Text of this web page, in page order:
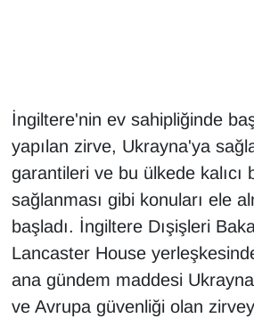
İngiltere'nin ev sahipliğinde
yapılan zirve, Ukrayna'ya
garantileri ve bu ülkede kalıcı
sağlanması gibi konuları ele
başladı. İngiltere Dışişleri
Lancaster House
ana gündem maddesi
ve Avrupa güvenliği olan
Haber
HABERDE İNSAN
İngilizce
Kadın
Kamu Alımları